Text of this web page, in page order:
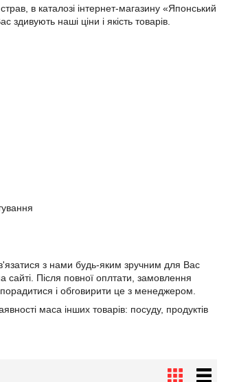
в каталозі інтернет-магазину «Японський
наші ціни і якість товарів.
з нами будь-яким зручним для Вас
Після повної оплтати, замовлення
і обговирити це з менеджером.
маса інших товарів: посуду, продуктів